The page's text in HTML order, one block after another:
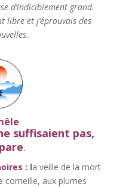
d’indiciblement grand.
libre et j’éprouvais des
..
suffisaient pas,
.
: la veille de la mort
corneille, aux plumes